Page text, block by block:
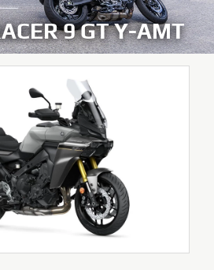
9 GT Y-AMT